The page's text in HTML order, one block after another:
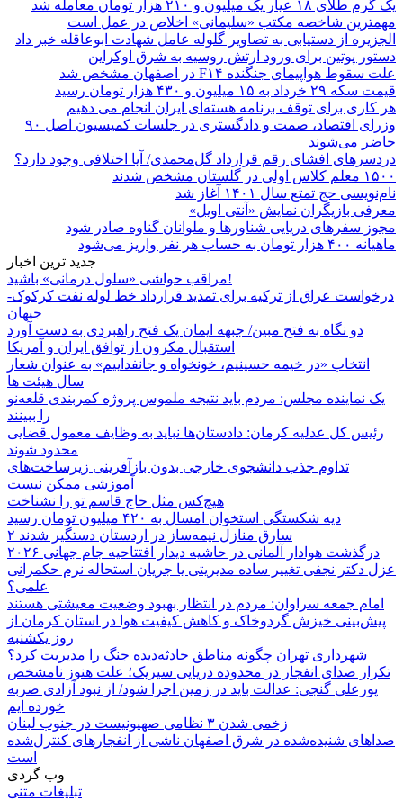
یک گرم طلای ۱۸ عیار یک میلیون و ۲۱۰ هزار تومان معامله شد
مهمترین شاخصه مکتب «سلیمانی» اخلاص در عمل است
الجزیره از دستیابی به تصاویر گلوله عامل شهادت ابوعاقله خبر داد
دستور پوتین برای ورود ارتش روسیه به شرق اوکراین
علت سقوط هواپیمای جنگنده F۱۴ در اصفهان مشخص شد
قیمت سکه ۲۹ خرداد به ۱۵ میلیون و ۴۳۰ هزار تومان رسید
هر کاری برای توقف برنامه هسته‌ای ایران انجام می دهیم
وزرای اقتصاد، صمت و دادگستری در جلسات کمیسیون اصل ۹۰
حاضر می‌شوند
دردسرهای افشای رقم قرارداد گل‌محمدی/ آیا اختلافی وجود دارد؟
۱۵۰۰ معلم کلاس اولی در گلستان مشخص شدند
نام‌نویسی حج تمتع سال ۱۴۰۱ آغاز شد
معرفی بازیگران نمایش «آنتی اویل»
مجوز سفرهای دریایی شناورها و ملوانان گناوه صادر شود
ماهیانه ۴۰۰ هزار تومان به حساب هر نفر واریز می‌شود
جدید ترین اخبار
مراقب حواشی «سلول درمانی» باشید!
درخواست عراق از ترکیه برای تمدید قرارداد خط لوله نفت کرکوک-
جیهان
دو نگاه به فتح مبین/ جبهه ایمان یک فتح راهبردی به دست آورد
استقبال مکرون از توافق ایران و آمریکا
انتخاب «در خیمه حسینیم، خونخواه و جانفداییم» به عنوان شعار
سال هیئت ها
یک نماینده مجلس: مردم باید نتیجه ملموس پروژه کمربندی قلعه‌نو
را ببینند
رئیس کل عدلیه کرمان: دادستان‌ها نباید به وظایف معمول قضایی
محدود شوند
تداوم جذب دانشجوی خارجی بدون بازآفرینی زیرساخت‌های
آموزشی ممکن نیست
هیچ‌کس مثل حاج قاسم تو را نشناخت
دیه شکستگی استخوان امسال به ۴۲۰ میلیون تومان رسید
۲ سارق منازل نیمه‌ساز در اردستان دستگیر شدند
درگذشت هوادار آلمانی در حاشیه دیدار افتتاحیه جام جهانی ۲۰۲۶
عزل دکتر نجفی تغییر ساده مدیریتی یا جریان استحاله نرم حکمرانی
علمی؟
امام جمعه سراوان: مردم در انتظار بهبود وضعیت معیشتی هستند
پیش‌بینی خیزش گردوخاک و کاهش کیفیت هوا در استان کرمان از
روز یکشنبه
شهرداری تهران چگونه مناطق حادثه‌دیده جنگ را مدیریت کرد؟
تکرار صدای انفجار در محدوده دریایی سیریک؛ علت هنوز نامشخص
پورعلی گنجی: عدالت باید در زمین اجرا شود/ از نبود آزادی ضربه
خورده ایم
زخمی شدن ۳ نظامی صهیونیست در جنوب لبنان
صداهای شنیده‌شده در شرق اصفهان ناشی از انفجارهای کنترل‌شده
است
وب گردی
تبلیغات متنی